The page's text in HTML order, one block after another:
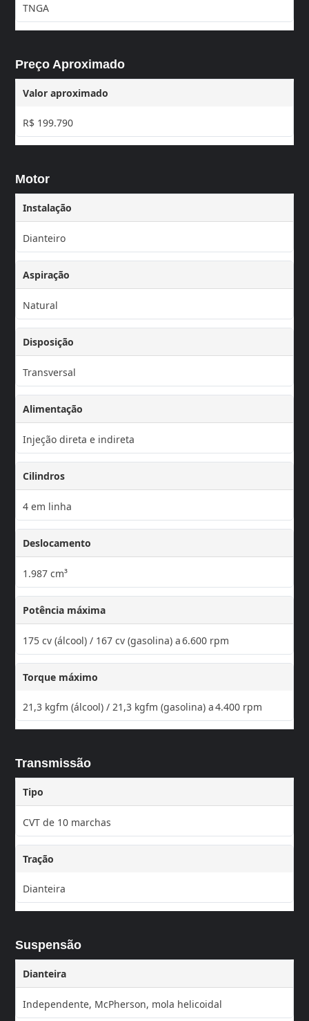
TNGA
Preço Aproximado
Valor aproximado
R$ 199.790
Motor
Instalação
Dianteiro
Aspiração
Natural
Disposição
Transversal
Alimentação
Injeção direta e indireta
Cilindros
4 em linha
Deslocamento
1.987 cm³
Potência máxima
175 cv (álcool) / 167 cv (gasolina) a 6.600 rpm
Torque máximo
21,3 kgfm (álcool) / 21,3 kgfm (gasolina) a 4.400 rpm
Transmissão
Tipo
CVT de 10 marchas
Tração
Dianteira
Suspensão
Dianteira
Independente, McPherson, mola helicoidal